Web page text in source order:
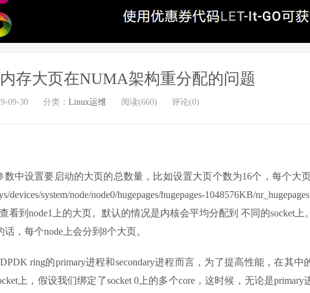
存大页在NUMA架构重分配的问题
09-30 分类： Linux运维 阅读(660) 评论(0)
中设置要启动的大页的总数量，比如设置大页个数为16个，每个大页
system/node/node0/hugepages/hugepages-1048576KB/
看到node1上的大页。默认的情况是内核会平均分配到 不同的socket上
，每个node上会分到8个大页。
ring的primary进程和secondary进程而言，为了提高性能，在其中
上，假设我们绑定了socket 0上的多个core，这时候，无论是primary